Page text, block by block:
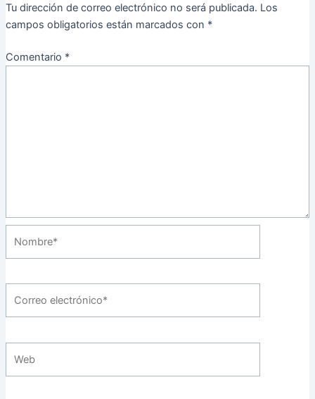
Tu dirección de correo electrónico no será publicada. Los
campos obligatorios están marcados con *
Comentario *